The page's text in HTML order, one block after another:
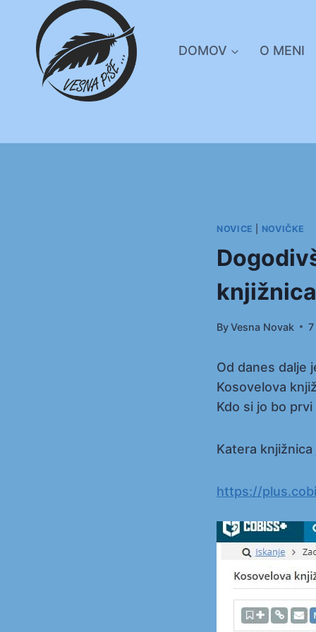
content
DOMOV O MENI
NOVICE NOVIČKE
ByVesna Novak
Od danes dalje
Kosovelova
Kdo si jo bo
Katera
https://